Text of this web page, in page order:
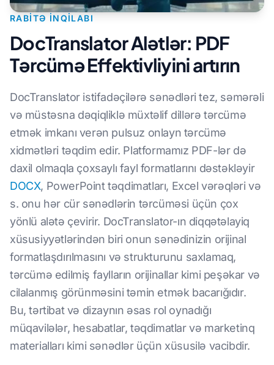
RABITƏ INQILABI
DocTranslator Alətlər: PDF
Tərcümə Effektivliyini artırın
DocTranslator istifadəçilərə sənədləri tez, səmərəli
və müstəsna dəqiqliklə müxtəlif dillərə tərcümə
etmək imkanı verən pulsuz onlayn tərcümə
xidmətləri təqdim edir. Platformamız PDF-lər də
daxil olmaqla çoxsaylı fayl formatlarını dəstəkləyir
DOCX, PowerPoint təqdimatları, Excel vərəqləri və
s. onu hər cür sənədlərin tərcüməsi üçün çox
yönlü alətə çevirir. DocTranslator-ın diqqətəlayiq
xüsusiyyətlərindən biri onun sənədinizin orijinal
formatlaşdırılmasını və strukturunu saxlamaq,
tərcümə edilmiş faylların orijinallar kimi peşəkar və
cilalanmış görünməsini təmin etmək bacarığıdır.
Bu, tərtibat və dizaynın əsas rol oynadığı
müqavilələr, hesabatlar, təqdimatlar və marketinq
materialları kimi sənədlər üçün xüsusilə vacibdir.